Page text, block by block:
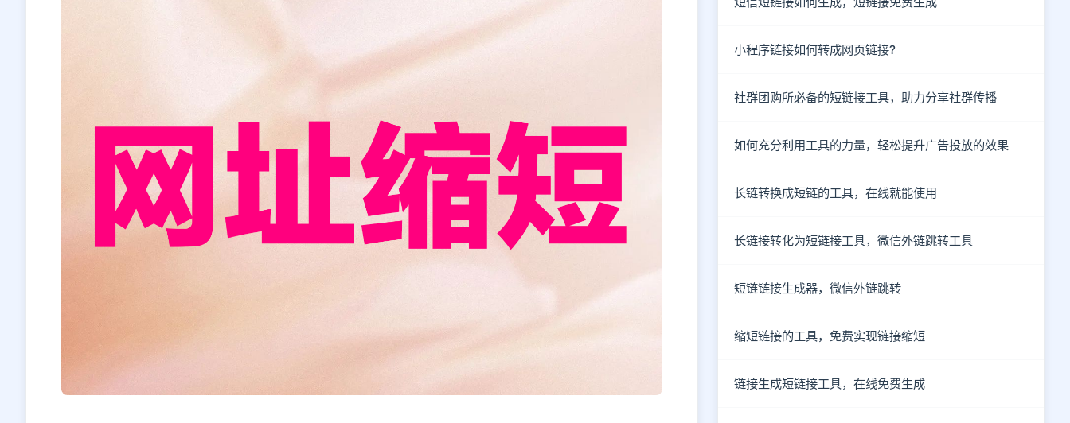
小程序链接如何转成网页链接?
社群团购所必备的短链接工具，助力分享社群传播
如何充分利用工具的力量，轻松提升广告投放的效果
长链转换成短链的工具，在线就能使用
长链接转化为短链接工具，微信外链跳转工具
短链链接生成器，微信外链跳转
缩短链接的工具，免费实现链接缩短
链接生成短链接工具，在线免费生成